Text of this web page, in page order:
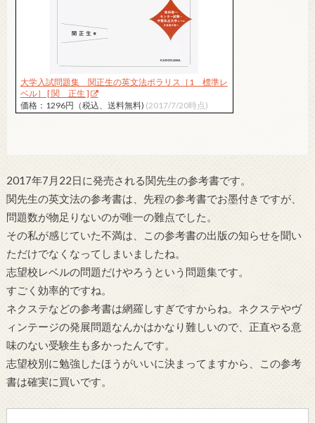
大学入試問題集 関正生の英文法ポラリス［1 標準レ
ベル］ [ 関 正生 ]
価格：1296円（税込、送料無料) (2017/7/20時点)
2017年7月22日に発売される関先生の参考書です。
関先生の英文法の参考書は、先程の参考書でお墨付きですが、
問題数が物足りないのが唯一の難点でした。
その私が感じていた不満は、この参考書の出版の知らせを聞い
ただけでなくなってしまいましたね。
志望校レベルの問題だけやろうという問題集です。
すごく効率的ですね。
ネクステなどの参考書は網羅しすぎですからね。 ネクステやヴ
ィンテージの発展問題なんかはかなり難しいので、正直やる意
味のない受験生も多かったんです。
志望校別に勉強したほうがいいに決まってますから、この参考
書は確実に買いです。